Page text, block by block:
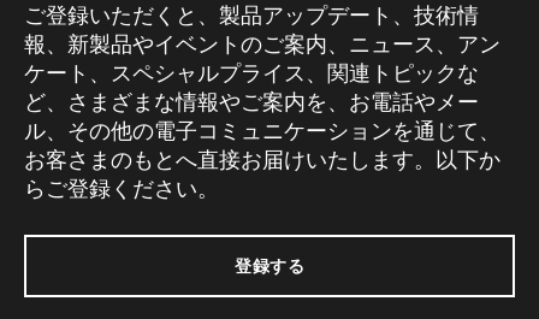
ご登録いただくと、製品アップデート、技術情
報、新製品やイベントのご案内、ニュース、アン
ケート、スペシャルプライス、関連トピックな
ど、さまざまな情報やご案内を、お電話やメー
ル、その他の電子コミュニケーションを通じて、
お客さまのもとへ直接お届けいたします。以下か
らご登録ください。
登録する